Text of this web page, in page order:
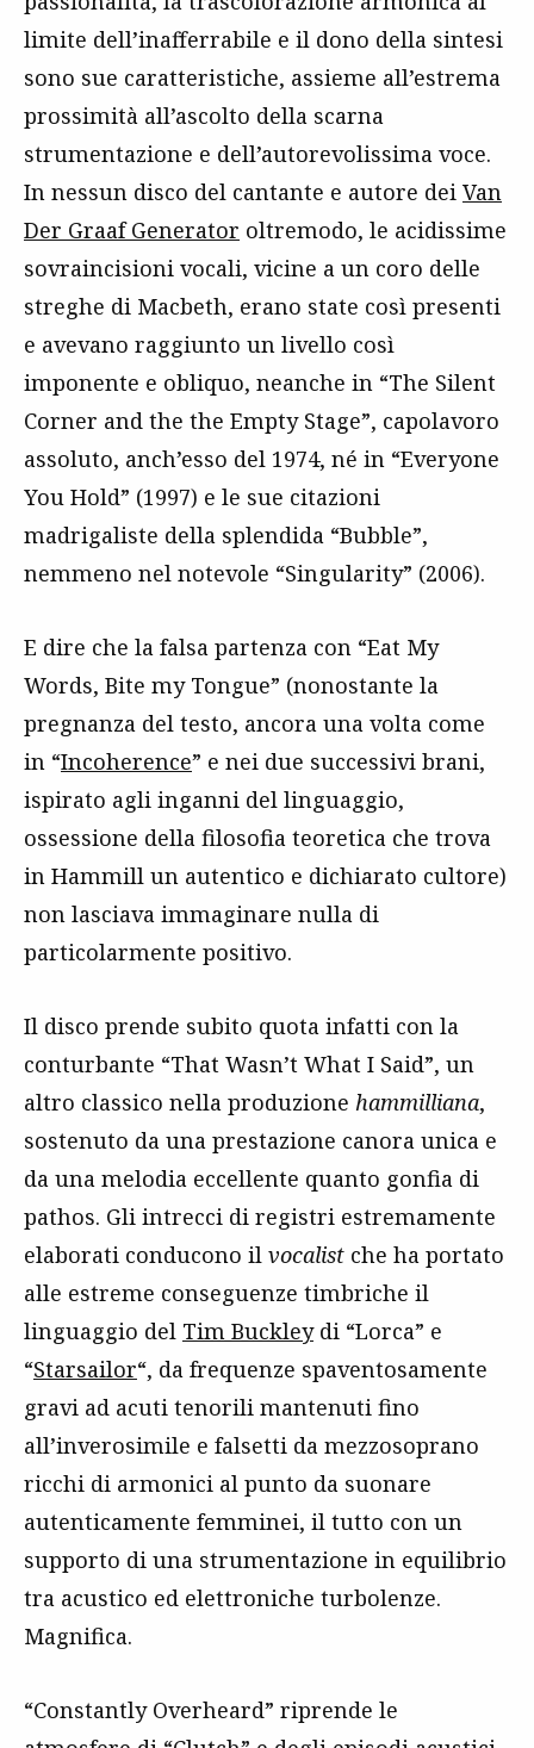
limite dell’inafferrabile e il dono della sintesi
sono sue caratteristiche, assieme all’estrema
prossimità all’ascolto della scarna
strumentazione e dell’autorevolissima voce.
In nessun disco del cantante e autore dei Van
Der Graaf Generator oltremodo, le acidissime
sovraincisioni vocali, vicine a un coro delle
streghe di Macbeth, erano state così presenti
e avevano raggiunto un livello così
imponente e obliquo, neanche in “The Silent
Corner and the the Empty Stage”, capolavoro
assoluto, anch’esso del 1974, né in “Everyone
You Hold” (1997) e le sue citazioni
madrigaliste della splendida “Bubble”,
nemmeno nel notevole “Singularity” (2006).
E dire che la falsa partenza con “Eat My
Words, Bite my Tongue” (nonostante la
pregnanza del testo, ancora una volta come
in “Incoherence” e nei due successivi brani,
ispirato agli inganni del linguaggio,
ossessione della filosofia teoretica che trova
in Hammill un autentico e dichiarato cultore)
non lasciava immaginare nulla di
particolarmente positivo.
Il disco prende subito quota infatti con la
conturbante “That Wasn’t What I Said”, un
altro classico nella produzione hammilliana,
sostenuto da una prestazione canora unica e
da una melodia eccellente quanto gonfia di
pathos. Gli intrecci di registri estremamente
elaborati conducono il vocalist che ha portato
alle estreme conseguenze timbriche il
linguaggio del Tim Buckleydi “Lorca” e
“Starsailor“, da frequenze spaventosamente
gravi ad acuti tenorili mantenuti fino
all’inverosimile e falsetti da mezzosoprano
ricchi di armonici al punto da suonare
autenticamente femminei, il tutto con un
supporto di una strumentazione in equilibrio
tra acustico ed elettroniche turbolenze.
Magnifica.
“Constantly Overheard” riprende le